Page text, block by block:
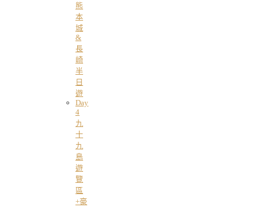
熊
本
城
&
長
崎
半
日
遊
Day
4
九
十
九
島
遊
覽
區
+豪